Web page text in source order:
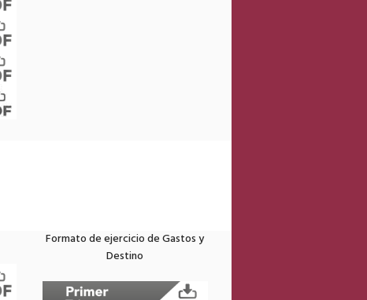
Formato de ejercicio de Gastos y
Destino